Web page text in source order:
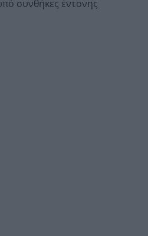
συνθήκες έντονης